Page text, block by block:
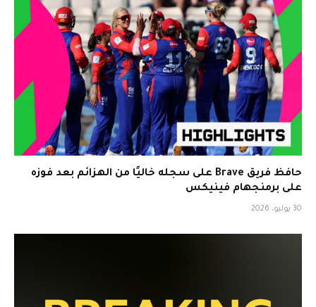
حافظ فريق Brave على سجله خاليًا من الهزائم بعد فوزه
على برمنجهام فينيكس
30 يوليو، 2026